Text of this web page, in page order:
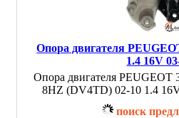
Опора двигателя
1.4 16V
Опора двигателя PEUGEOT
8HZ (DV4TD) 02-10 1.4
поиск